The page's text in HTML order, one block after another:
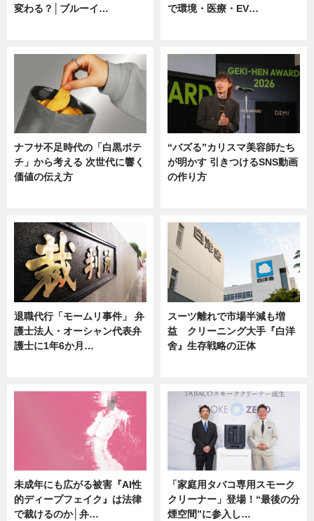
変わる？│ブルーイ…
で環境・医療・EV…
ナフサ不足時代の「白黒ポテ
チ」から考える 次世代に響く
価値の伝え方
“バズる”カリスマ美容師たち
が明かす 引きつけるSNS動画
の作り方
退職代行「モームリ事件」 弁
護士法人・オーシャン代表弁
護士に1年6か月…
スーツ離れで市場半減も増
益 クリーニング大手『白洋
舍』生存戦略の正体
未成年にも広がる被害『AI性
的ディープフェイク』は法律
で裁けるのか│弁…
「家庭用タバコ専用スモーク
クリーナー」登場！“最後の分
煙空間”に参入し…